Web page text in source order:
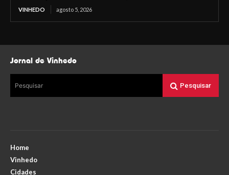
VINHEDO agosto 5, 2026
Jornal de Vinhedo
Pesquisar Pesquisar
Home
Vinhedo
Cidades